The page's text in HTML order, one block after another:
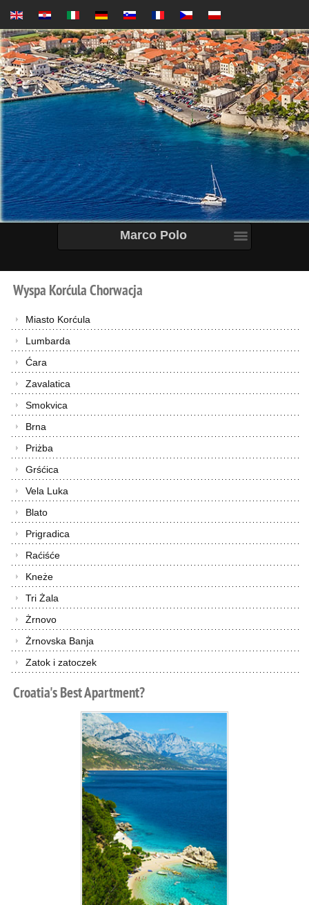
Marco Polo
Wyspa KorćulaChorwacja
Miasto Korćula
Lumbarda
Ćara
Zavalatica
Smokvica
Brna
Priżba
Grśćica
Vela Luka
Blato
Prigradica
Raćiśće
Kneże
Tri Żala
Żrnovo
Żrnovska Banja
Zatok i zatoczek
Croatia'sBestApartment?